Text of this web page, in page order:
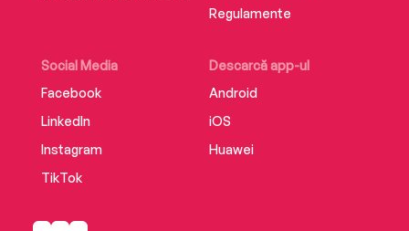
Social Media
Facebook
LinkedIn
Instagram
TikTok
Descarcă app-ul
Android
iOS
Huawei
Regulamente